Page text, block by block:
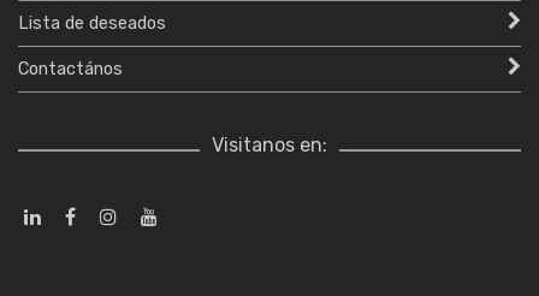
Lista de deseados
Contactános
Visitanos en: